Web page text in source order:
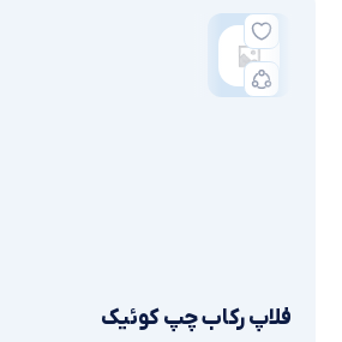
فلاپ رکاب چپ کوئیک